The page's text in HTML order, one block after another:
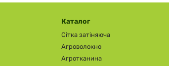
Каталог
Сітка затіняюча
Агроволокно
Агротканина